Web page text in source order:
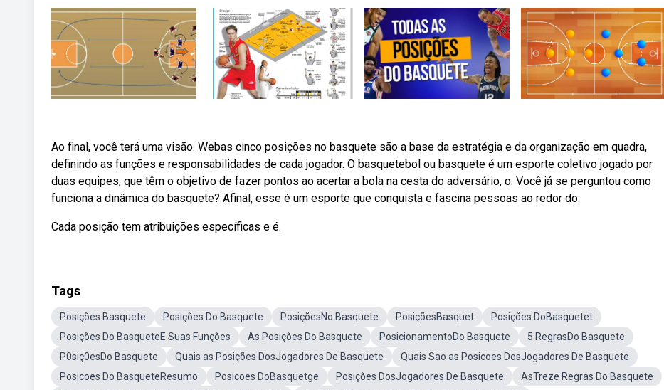
Ao final, você terá uma visão. Webas cinco posições no basquete são a base da estratégia e da organização em quadra,
definindo as funções e responsabilidades de cada jogador. O basquetebol ou basquete é um esporte coletivo jogado por
duas equipes, que têm o objetivo de fazer pontos ao acertar a bola na cesta do adversário, o. Você já se perguntou como
funciona a dinâmica do basquete? Afinal, esse é um esporte que conquista e fascina pessoas ao redor do.
Cada posição tem atribuições específicas e é.
Tags
Posições Basquete Posições Do Basquete PosiçõesNo Basquete PosiçõesBasquet
Posições DoBasquetet
Posições Do BasqueteE Suas Funções
As Posições Do Basquete PosicionamentoDo Basquete
5 RegrasDo Basquete
P0siç0esDo Basquete
Quais as Posições DosJogadores De Basquete
Quais Sao as Posicoes DosJogadores De Basquete
Posicoes Do BasqueteResumo
Posicoes DoBasquetge Posições DosJogadores De Basquete
AsTreze Regras Do Basquete